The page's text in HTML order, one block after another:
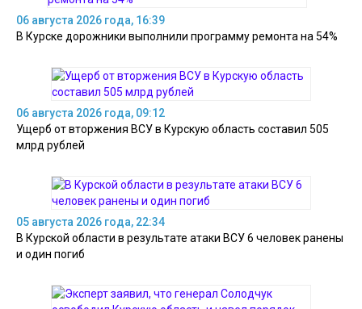
06 августа 2026 года, 16:39
В Курске дорожники выполнили программу ремонта на 54%
06 августа 2026 года, 09:12
Ущерб от вторжения ВСУ в Курскую область составил 505
млрд рублей
05 августа 2026 года, 22:34
В Курской области в результате атаки ВСУ 6 человек ранены
и один погиб